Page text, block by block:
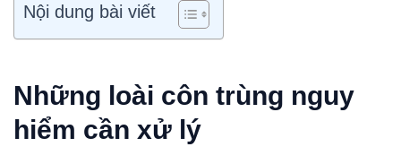
Nội dung bài viết
Những loài côn trùng nguy
hiểm cần xử lý